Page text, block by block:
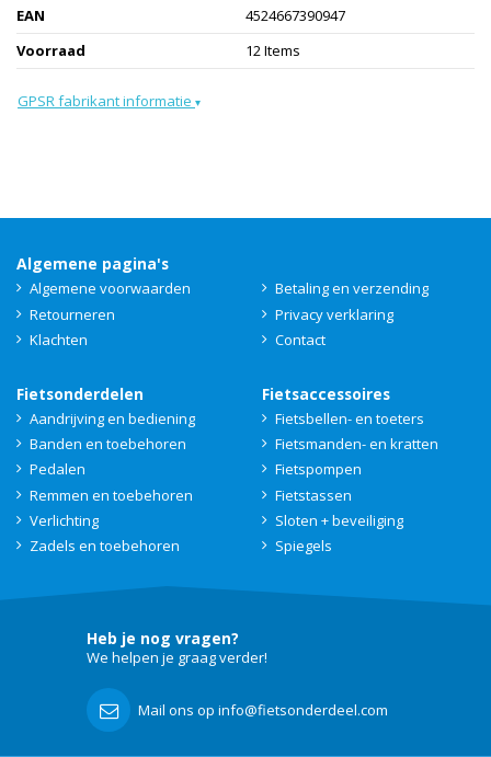
EAN
4524667390947
Voorraad
12 Items
GPSR fabrikant informatie ▾
Algemene pagina's
Algemene voorwaarden
Betaling en verzending
Retourneren
Privacy verklaring
Klachten
Contact
Fietsonderdelen
Aandrijving en bediening
Banden en toebehoren
Pedalen
Remmen en toebehoren
Verlichting
Zadels en toebehoren
Fietsaccessoires
Fietsbellen- en toeters
Fietsmanden- en kratten
Fietspompen
Fietstassen
Sloten + beveiliging
Spiegels
Heb je nog vragen?
We helpen je graag verder!
Mail ons op info@fietsonderdeel.com